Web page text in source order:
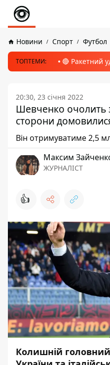
Новини Спорт Футбол
ТОПТЕМИ: 🔴 Ракетний
20:30, 23 січня 2022
Шевченко очолить
сторони
Він отримуватиме 2,5
Максим
ЖУРНАЛІСТ
👍
Колишній головний